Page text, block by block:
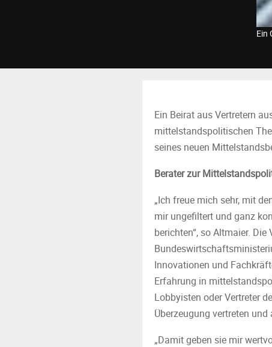
Ein
Ein Beirat aus Vertretern
mittelstandspolitischen
seines neuen
Berater zur
„Ich freue mich sehr, mit
mir ungefiltert und ganz
berichten“, so Altmaier.
Innovationen und
Erfahrung in
Lobbyisten oder Vertreter
Überzeugung vertreten
„Damit geben sie mir